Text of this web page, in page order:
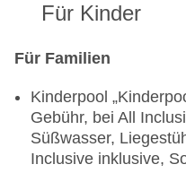
Restaurants: 5
Inclusive inklusive
à la carte, Anfrage &
Barzahlung, pro
September,
klimatisierbar,
Für Kinder
Für Familien
Kinderpool
Gebühr, bei All
Süßwasser,
Inclusive inklusive,